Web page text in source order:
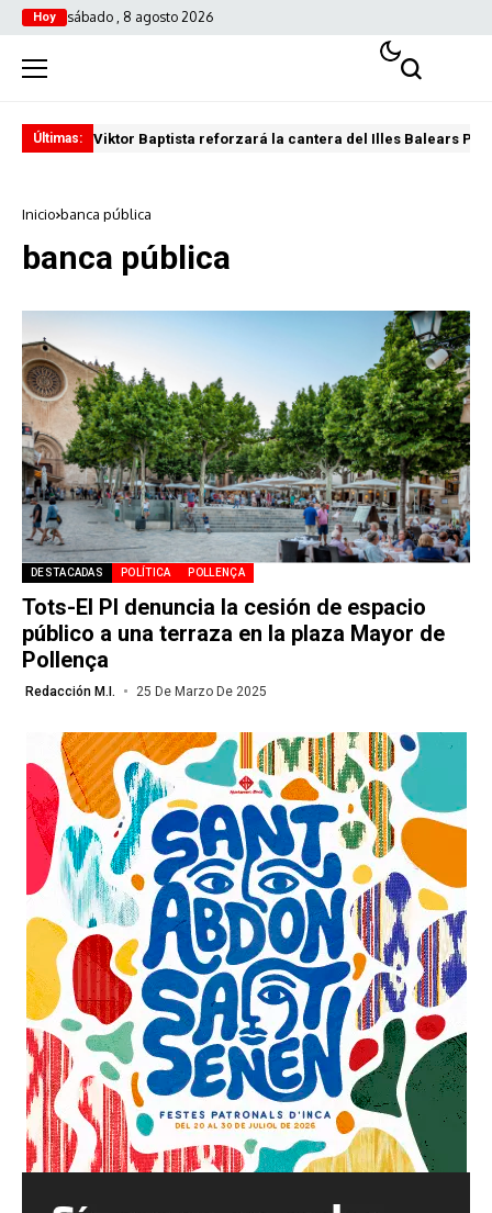
Hoy sábado , 8 agosto 2026
Últimas: Viktor Baptista reforzará la cantera del Illes Balears
Inicio banca pública
banca pública
DESTACADAS POLÍTICA POLLENÇA
Tots-El PI denuncia la cesión de espacio
público a una terraza en la plaza Mayor de
Pollença
Redacción M.I. 25 De Marzo De 2025